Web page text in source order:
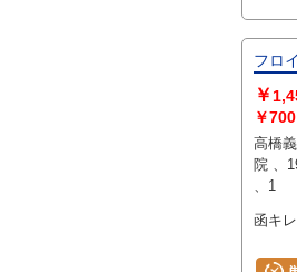
フロ
￥
￥700
高橋義孝 、
院 、1974 、3~5cm
、1
函キレ